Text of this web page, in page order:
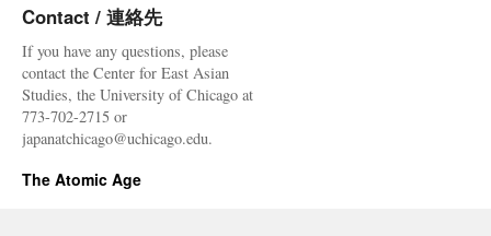
Contact / 連絡先
If you have any questions, please
contact the Center for East Asian
Studies, the University of Chicago at
773-702-2715 or
japanatchicago@uchicago.edu.
The Atomic Age